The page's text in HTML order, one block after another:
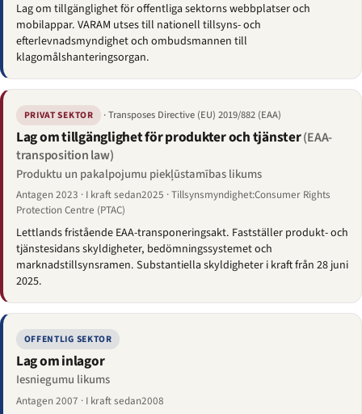
Lag om tillgänglighet för offentliga sektorns webbplatser och
mobilappar. VARAM utses till nationell tillsyns- och
efterlevnadsmyndighet och ombudsmannen till
klagomålshanteringsorgan.
PRIVAT SEKTOR · Transposes Directive (EU) 2019/882 (EAA)
Lag om tillgänglighet för produkter och tjänster(EAA-
transposition law)
Produktu un pakalpojumu piekļūstamības likums
Antagen 2023 · I kraft sedan2025 · Tillsynsmyndighet:Consumer Rights
Protection Centre (PTAC)
Lettlands fristående EAA-transponeringsakt. Fastställer produkt- och
tjänstesidans skyldigheter, bedömningssystemet och
marknadstillsynsramen. Substantiella skyldigheter i kraft från 28 juni
2025.
OFFENTLIG SEKTOR
Lag om inlagor
Iesniegumu likums
Antagen 2007 · I kraft sedan2008